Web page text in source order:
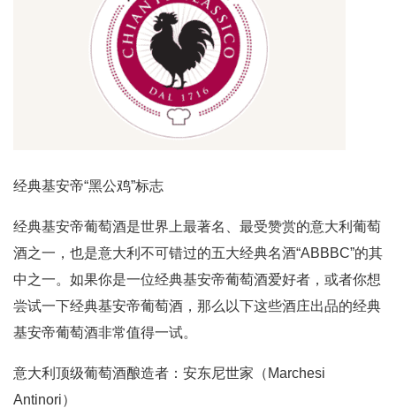
经典基安帝“黑公鸡”标志
经典基安帝葡萄酒是世界上最著名、最受赞赏的意大利葡萄
酒之一，也是意大利不可错过的五大经典名酒“ABBBC”的其
中之一。如果你是一位经典基安帝葡萄酒爱好者，或者你想
尝试一下经典基安帝葡萄酒，那么以下这些酒庄出品的经典
基安帝葡萄酒非常值得一试。
意大利顶级葡萄酒酿造者：安东尼世家（Marchesi
Antinori）